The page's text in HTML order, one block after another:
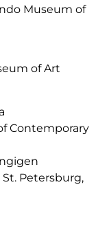
Museum of
of Art
Contemporary
Petersburg,